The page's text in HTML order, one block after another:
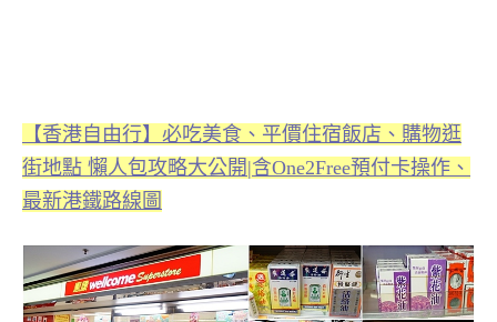
【香港自由行】必吃美食、平價住宿飯店、購物逛
街地點 懶人包攻略大公開|含One2Free預付卡操作、
最新港鐵路線圖